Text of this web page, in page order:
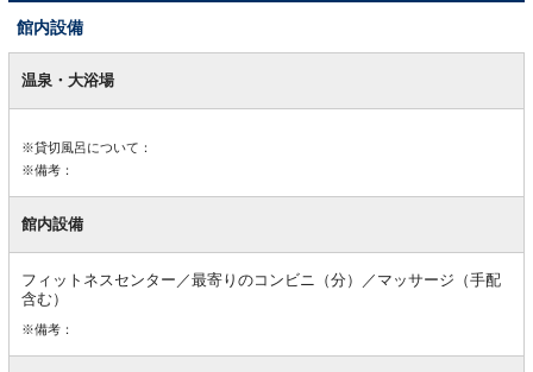
館内設備
内温泉・大浴場
※貸切風呂について：
※備考：
館内設備
フィットネスセンター／最寄りのコンビニ（分）／マッサージ（手配
含む）
※備考：